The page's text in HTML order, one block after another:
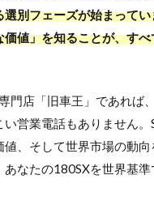
選別フェーズが始まって
価値」を知ることが、す
門店「旧車王」であれば
営業電話もありません。
値、そして世界市場の動
あなたの180SXを世界基